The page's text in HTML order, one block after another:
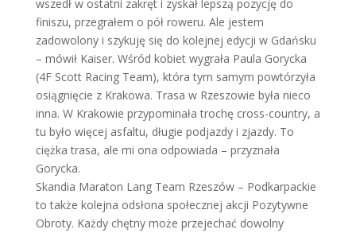
wszedł w ostatni zakręt i zyskał lepszą pozycję do
finiszu, przegrałem o pół roweru. Ale jestem
zadowolony i szykuję się do kolejnej edycji w Gdańsku
– mówił Kaiser. Wśród kobiet wygrała Paula Gorycka
(4F Scott Racing Team), która tym samym powtórzyła
osiągnięcie z Krakowa. Trasa w Rzeszowie była nieco
inna. W Krakowie przypominała trochę cross-country, a
tu było więcej asfaltu, długie podjazdy i zjazdy. To
ciężka trasa, ale mi ona odpowiada – przyznała
Gorycka.
Skandia Maraton Lang Team Rzeszów – Podkarpackie
to także kolejna odsłona społecznej akcji Pozytywne
Obroty. Każdy chętny może przejechać dowolny